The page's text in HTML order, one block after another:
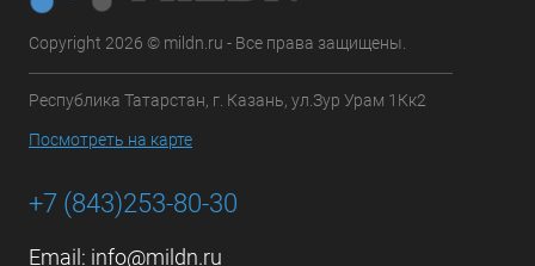
Copyright 2026 © mildn.ru - Все права защищены.
Республика Татарстан, г. Казань, ул.Зур Урам 1Кк2
Посмотреть на карте
+7 (843)253-80-30
Email: info@mildn.ru